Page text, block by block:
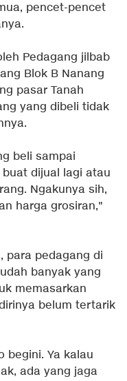
pencet-pencet
Pedagang jilbab
Blok B Nanang
pasar Tanah
yang dibeli tidak
beli sampai
dijual lagi atau
Ngakunya sih,
harga grosiran,"
para pedagang di
banyak yang
memasarkan
belum tertarik
begini. Ya kalau
ada yang jaga